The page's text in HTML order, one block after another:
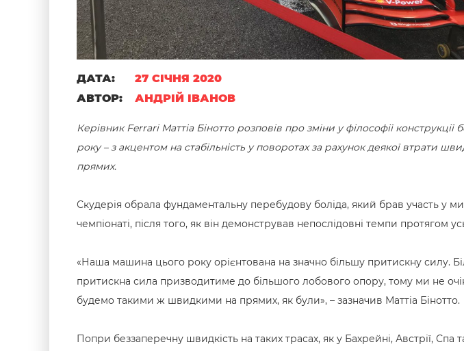
ДАТА:
27 СІЧНЯ 2020
АВТОР:
АНДРІЙ ІВАНОВ
Керівник Ferrari Маттіа Бінотто розповів про зміни у філософії конструкції
року – з акцентом на стабільність у поворотах за рахунок деякої втрати
прямих.
Скудерія обрала фундаментальну перебудову боліда, який брав участь у
чемпіонаті, після того, як він демонстрував непослідовні темпи протягом
«Наша машина цього року орієнтована на значно більшу притискну силу.
притискна сила призводитиме до більшого лобового опору, тому ми не
будемо такими ж швидкими на прямих, як були», – зазначив Маттіа Бінотто.
Попри беззаперечну швидкість на таких трасах, як у Бахрейні, Австрії, Спа